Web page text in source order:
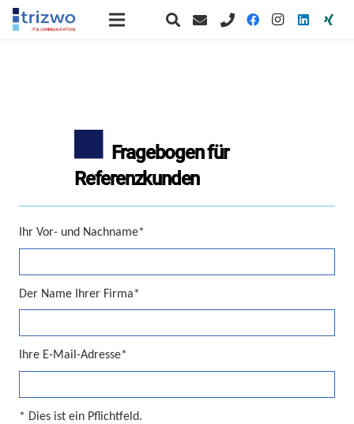
Fragebogen für
Referenzkunden
Ihr Vor- und Nachname*
Der Name Ihrer Firma*
Ihre E-Mail-Adresse*
* Dies ist ein Pflichtfeld.